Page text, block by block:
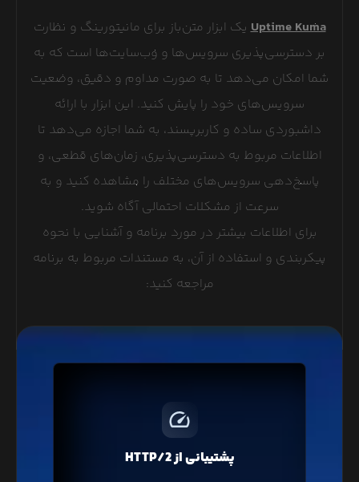
Uptime Kumaیک ابزار متن‌باز برای مانیتورینگ و نظارت
بر دسترسی‌پذیری سرویس‌ها و وب‌سایت‌ها است که به
شما امکان می‌دهد تا به صورت مداوم و دقیق، وضعیت
سرویس‌های خود را پایش کنید. این ابزار با ارائه
داشبوردی ساده و کاربرپسند، به شما اجازه می‌دهد تا
اطلاعات مربوط به دسترسی‌پذیری، زمان‌های قطعی، و
پاسخ‌دهی سرویس‌های مختلف را مشاهده کنید و به
سرعت از مشکلات احتمالی آگاه شوید.
برای اطلاعات بیشتر در مورد برنامه و آشنایی با نحوه
پیکربندی و استفاده از آن، به مستندات مربوط به برنامه
مراجعه کنید:
پشتیبانی از HTTP/2
پروتکل HTTP/2 با فشرده‌سازی و ارسال درخواست‌های
همزمان، باعث افزایش سرعت لود صفحات وبسایت شما
خواهد شد که در تمامی سرویس‌های لیارا پروتکل